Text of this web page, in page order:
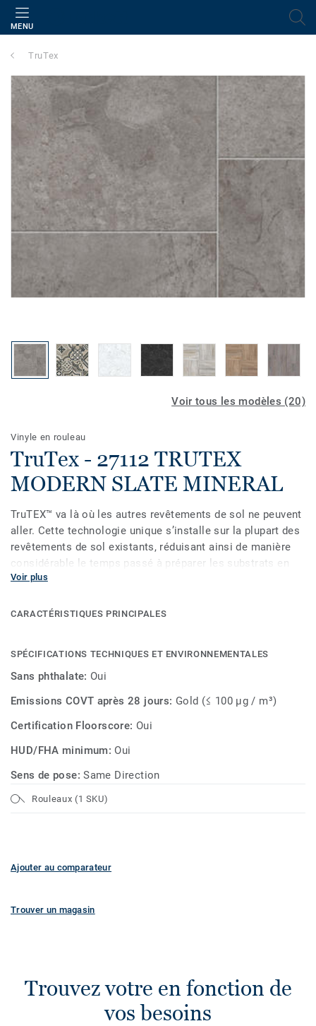
MENU
TruTex
Voir tous les modèles (20)
Vinyle en rouleau
TruTex - 27112 TRUTEX
MODERN SLATE MINERAL
TruTEX™ va là où les autres revêtements de sol ne peuvent
aller. Cette technologie unique s’installe sur la plupart des
revêtements de sol existants, réduisant ainsi de manière
considérable le temps passé à préparer les substrats en
béton ou en contreplaqué. De la salle de bain des enfants
confiance au système de gestion de l’humidité de TruTEX
Voir plus
CARACTÉRISTIQUES PRINCIPALES
SPÉCIFICATIONS TECHNIQUES ET ENVIRONNEMENTALES
Sans phthalate:Oui
Emissions COVT après 28 jours: Gold (≤ 100 µg / m³)
Certification Floorscore: Oui
HUD/FHA minimum:Oui
Sens de pose:Same Direction
Rouleaux (1 SKU)
Ajouter au comparateur
Trouver un magasin
Trouvez votre en fonction de
vos besoins